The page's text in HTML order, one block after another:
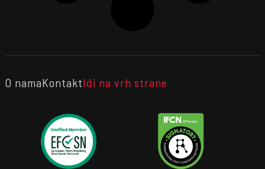
O namaKontaktIdi na vrh strane